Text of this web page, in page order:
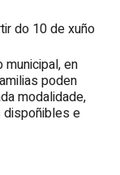
do 10 de xuño
en
poden
modalidade,
dispoñibles e